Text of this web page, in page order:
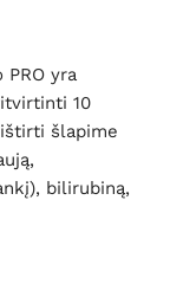
yra
10
šlapime
bilirubiną,